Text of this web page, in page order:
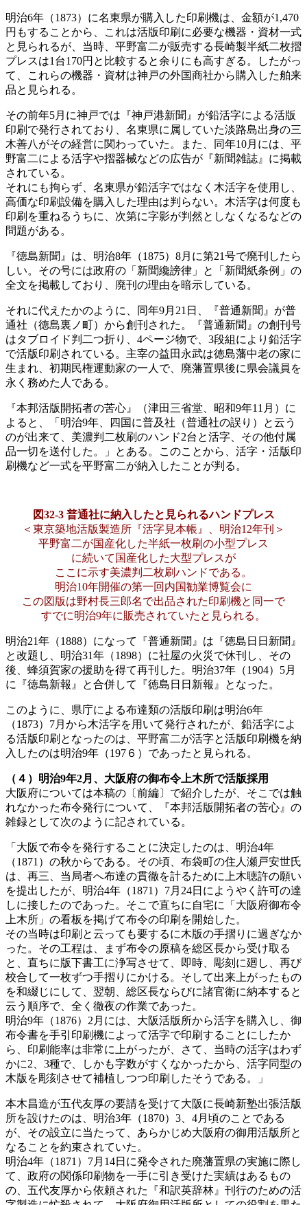
明治6年（1873）に名東県が購入した印刷機は、金額が1,470
円もすることから、これは活版印刷に必要な機器・資材一式
と見られるが、当時、平野富二が販売する長崎製半紙二枚摺
プレスは1台170円と比較すると余りにも高すぎる。したがっ
て、これらの機器・資材は神戸の外国商社から購入した舶来
品と見られる。
その前年5月に神戸では『神戸港新聞』が鉛活字による活版
印刷で発行されており、名東県に属していた淡路島出身の三
木善八がその経営に関わっていた。また、同年10月には、平
野富二による活字や摺器械などの広告が『新聞雑誌』に掲載
されている。
それにも拘らず、名東県が鉛活字ではなく木活字を使用し、
高価な印刷設備を購入した理由は判らない。木活字は何度も
印刷を重ねるうちに、次第に字影が判然としなくなるなどの
問題がある。
『徳島新聞』は、明治8年（1875）8月に第21号で廃刊したら
しい。その号には政府の「新聞纔謗律」と「新聞紙条例」の
全文を掲載しており、廃刊の理由を暗示している。
それに代えたかのように、同年9月21日、『普通新聞』が普
通社（徳島裏ノ町）から創刊された。『普通新聞』の創刊号
はタブロイド判二つ折り、4ページ物で、3段組により鉛活字
で活版印刷されている。主宰の益田永武は徳島藩中老の家に
生まれ、初期民権運動家の一人で、廃藩置県後に県会議員を
永く務めた人である。
『本邦活版開拓者の苦心』（津田三省堂、昭和9年11月）に
よると、「明治9年、四国に普及社（普通社の誤り）と云う
のが出来て、美濃判二枚刷のハンド2台と活字、その他付属
品一切を送付した。」とある。このことから、活字・活版印
刷機など一式を平野富二が納入したことが判る。
図32‐3 普通社に納入したと見られるハンドプレス
＜東京築地活版製造所『活字見本帳』、明治12年刊＞
平野富二が国産化した半紙一枚刷の小型プレス
に続いて国産化した大型プレスが
ここに示す美濃判二枚刷ハンドである。
明治10年開催の第一回内国勧業博覧会に
この図版は野村長三郎名で出品された印刷機と同一で
すでに明治9年に販売されていたと見られる。
明治21年（1888）になって『普通新聞』は『徳島日日新聞』
と改題し、明治31年（1898）に社屋の火災で休刊し、その
後、蜂須賀家の援助を得て再刊した。明治37年（1904）5月
に『徳島新報』と合併して『徳島日日新報』となった。
このように、県庁による布達類の活版印刷は明治6年
（1873）7月から木活字を用いて発行されたが、鉛活字によ
る活版印刷となったのは、平野富二が活字と活版印刷機を納
入したのは明治9年（197６）であったと見られる。
（４）明治9年2月、大阪府の御布令上木所で活版採用
大阪府については本稿の〔前編〕で紹介したが、そこでは触
れなかった布令発行について、『本邦活版開拓者の苦心』の
雑録として次のように記されている。
「大阪で布令を発行することに決定したのは、明治4年
（1871）の秋からである。その頃、布袋町の住人瀬戸安世氏
は、再三、当局者へ布達の貫徹を計るために上木聴許の願い
を提出したが、明治4年（1871）7月24日にようやく許可の達
しに接したのであった。そこで直ちに自宅に「大阪府御布令
上木所」の看板を掲げて布令の印刷を開始した。
その当時は印刷と云っても要するに木版の手摺りに過ぎなか
った。その工程は、まず布令の原稿を総区長から受け取る
と、直ちに版下書工に浄写させて、即時、彫刻に廻し、再び
校合して一枚ずつ手摺りにかける。そして出来上がったもの
を和綴じにして、翌朝、総区長ならびに諸官衛に納本すると
云う順序で、全く徹夜の作業であった。
明治9年（1876）2月には、大阪活版所から活字を購入し、御
布令書を手引印刷機によって活字で印刷することにしたか
ら、印刷能率は非常に上がったが、さて、当時の活字はわず
かに2、3種で、しかも字数がすくなかったから、活字同型の
木版を彫刻させて補植しつつ印刷したそうである。」
本木昌造が五代友厚の要請を受けて大阪に長崎新塾出張活版
所を設けたのは、明治3年（1870）3、4月頃のことである
が、その設立に当たって、あらかじめ大阪府の御用活版所と
なることを約束されていた。
明治4年（1871）7月14日に発令された廃藩置県の実施に際し
て、政府の関係印刷物を一手に引き受けた実績はあるもの
の、五代友厚から依頼された『和訳英辞林』刊行のための活